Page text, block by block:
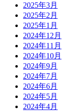
2025年3月
2025年2月
2025年1月
2024年12月
2024年11月
2024年10月
2024年9月
2024年7月
2024年6月
2024年5月
2024年4月